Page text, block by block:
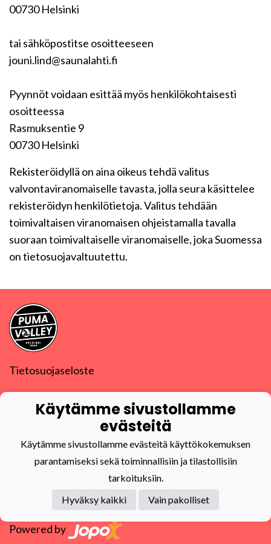
00730 Helsinki
tai sähköpostitse osoitteeseen
jouni.lind@saunalahti.fi
Pyynnöt voidaan esittää myös henkilökohtaisesti
osoitteessa
Rasmuksentie 9
00730 Helsinki
Rekisteröidyllä on aina oikeus tehdä valitus
valvontaviranomaiselle tavasta, jolla seura käsittelee
rekisteröidyn henkilötietoja. Valitus tehdään
toimivaltaisen viranomaisen ohjeistamalla tavalla
suoraan toimivaltaiselle viranomaiselle, joka Suomessa
on tietosuojavaltuutettu.
Tietosuojaseloste
Y-tunnus0832270-9
puma@puma-volley.fi
Linkki muihin yhteystietoihin
PuMa-Webmail
Powered by
Käytämme sivustollamme
evästeitä
Käytämme sivustollamme evästeitä käyttökokemuksen
parantamiseksi sekä toiminnallisiin ja tilastollisiin
tarkoituksiin.
Hyväksy kaikki
Vain pakolliset